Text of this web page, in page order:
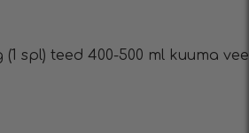
(1 spl) teed 400-500 ml kuuma vee